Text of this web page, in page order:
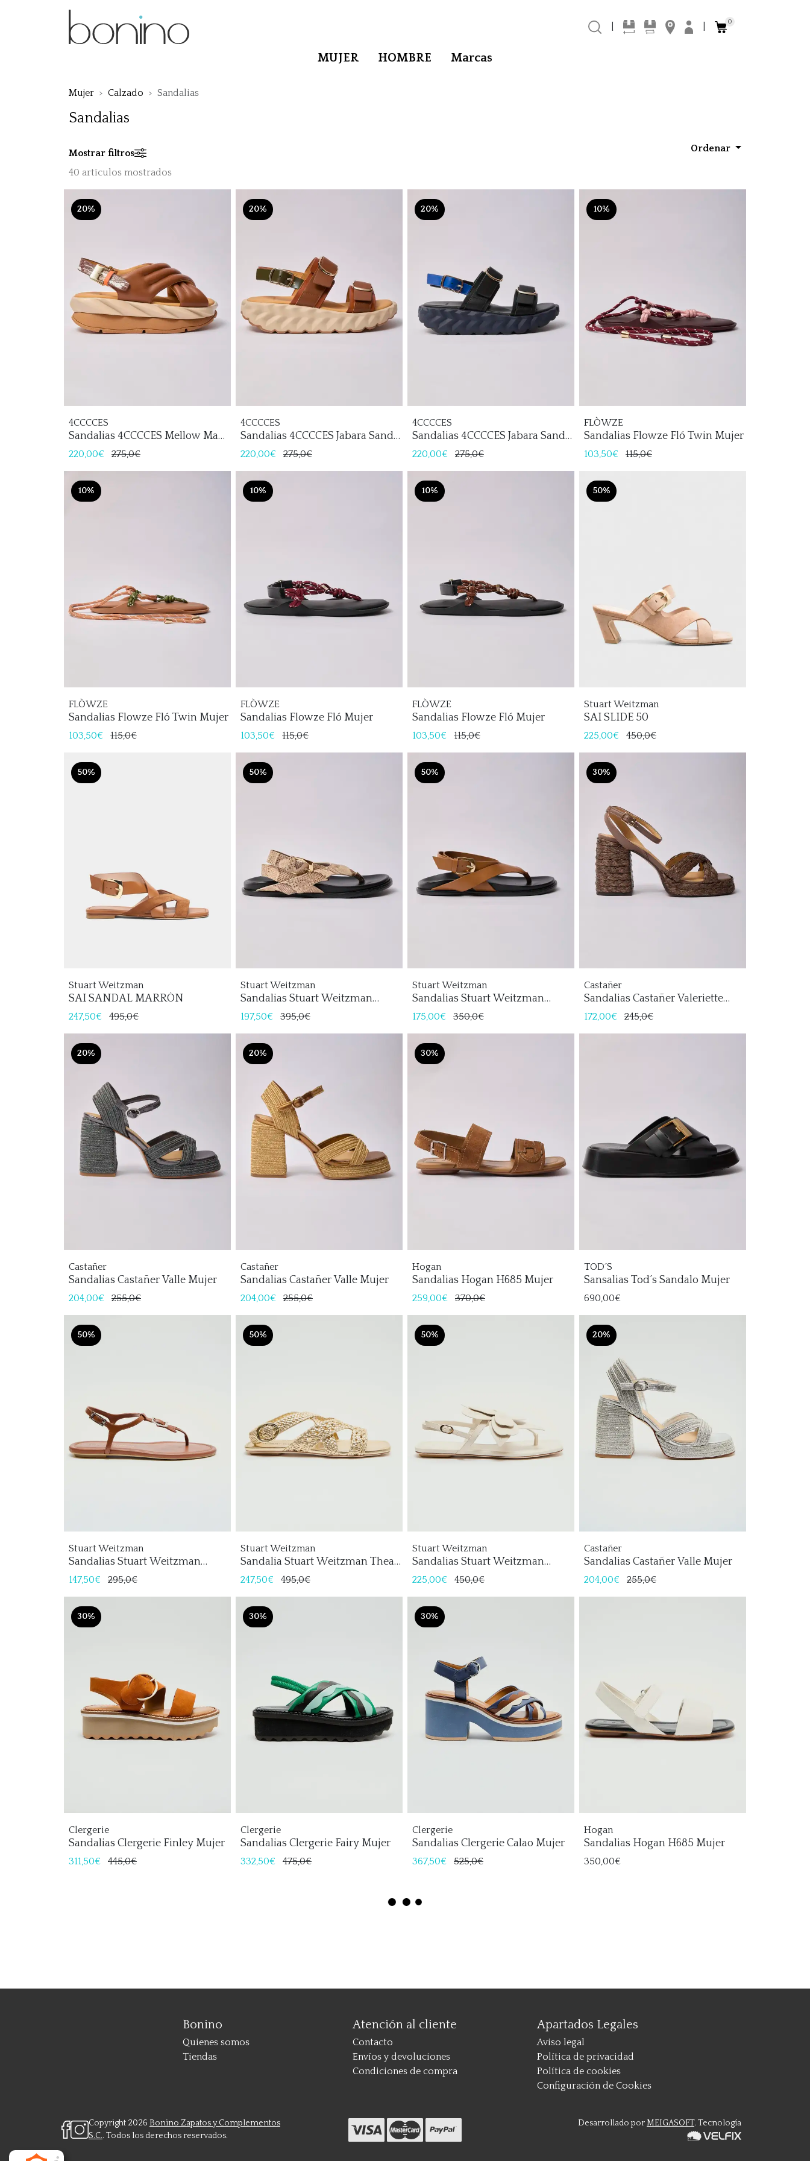
0
MUJER HOMBRE Marcas
Mujer Calzado Sandalias
Sandalias
Mostrar filtros Ordenar
40 artículos mostrados
20%
4CCCCES
Sandalias 4CCCCES Mellow Mana
Mujer
220,00€ 275,0€
20%
4CCCCES
Sandalias 4CCCCES Jabara Sandy
Mujer
220,00€ 275,0€
20%
4CCCCES
Sandalias 4CCCCES Jabara Sandy
Mujer
220,00€ 275,0€
10%
FLÒWZE
Sandalias Flowze Fló Twin Mujer
103,50€ 115,0€
10%
FLÒWZE
Sandalias Flowze Fló Twin Mujer
103,50€ 115,0€
10%
FLÒWZE
Sandalias Flowze Fló Mujer
103,50€ 115,0€
10%
FLÒWZE
Sandalias Flowze Fló Mujer
103,50€ 115,0€
50%
Stuart Weitzman
SAI SLIDE 50
225,00€ 450,0€
50%
Stuart Weitzman
SAI SANDAL MARRÓN
247,50€ 495,0€
50%
Stuart Weitzman
Sandalias Stuart Weitzman
Marykate Mujer
197,50€ 395,0€
50%
Stuart Weitzman
Sandalias Stuart Weitzman
Marykate Mujer
175,00€ 350,0€
30%
Castañer
Sandalias Castañer Valeriette
Mujer
172,00€ 245,0€
20%
Castañer
Sandalias Castañer Valle Mujer
204,00€ 255,0€
20%
Castañer
Sandalias Castañer Valle Mujer
204,00€ 255,0€
30%
Hogan
Sandalias Hogan H685 Mujer
259,00€ 370,0€
TOD´S
Sansalias Tod´s Sandalo Mujer
690,00€
50%
Stuart Weitzman
Sandalias Stuart Weitzman
Georgie T-Strap Mujer
147,50€ 295,0€
50%
Stuart Weitzman
Sandalia Stuart Weitzman Thea
Mujer
247,50€ 495,0€
50%
Stuart Weitzman
Sandalias Stuart Weitzman
Paradise Mujer
225,00€ 450,0€
20%
Castañer
Sandalias Castañer Valle Mujer
204,00€ 255,0€
30%
Clergerie
Sandalias Clergerie Finley Mujer
311,50€ 445,0€
30%
Clergerie
Sandalias Clergerie Fairy Mujer
332,50€ 475,0€
30%
Clergerie
Sandalias Clergerie Calao Mujer
367,50€ 525,0€
Hogan
Sandalias Hogan H685 Mujer
350,00€
Bonino
Quienes somos
Tiendas
Atención al cliente
Contacto
Envíos y devoluciones
Condiciones de compra
Apartados Legales
Aviso legal
Política de privacidad
Política de cookies
Configuración de Cookies
Copyright 2026 Bonino Zapatos y Complementos
S.C.. Todos los derechos reservados.
Desarrollado porMEIGASOFT. Tecnología